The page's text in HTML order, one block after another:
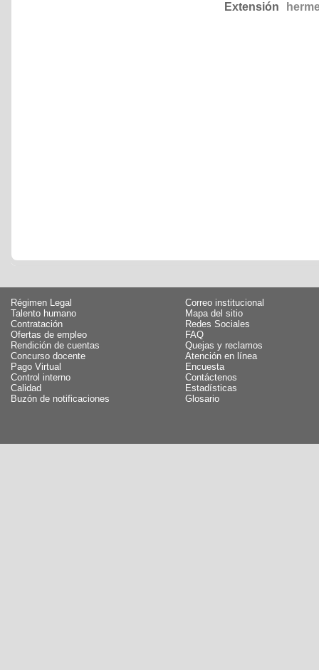
Extensión
Régimen Legal
Talento humano
Contratación
Ofertas de empleo
Rendición de cuentas
Concurso docente
Pago Virtual
Control interno
Calidad
Buzón de notificaciones
Correo institucional
Mapa del sitio
Redes Sociales
FAQ
Quejas y reclamos
Atención en línea
Encuesta
Contáctenos
Estadísticas
Glosario